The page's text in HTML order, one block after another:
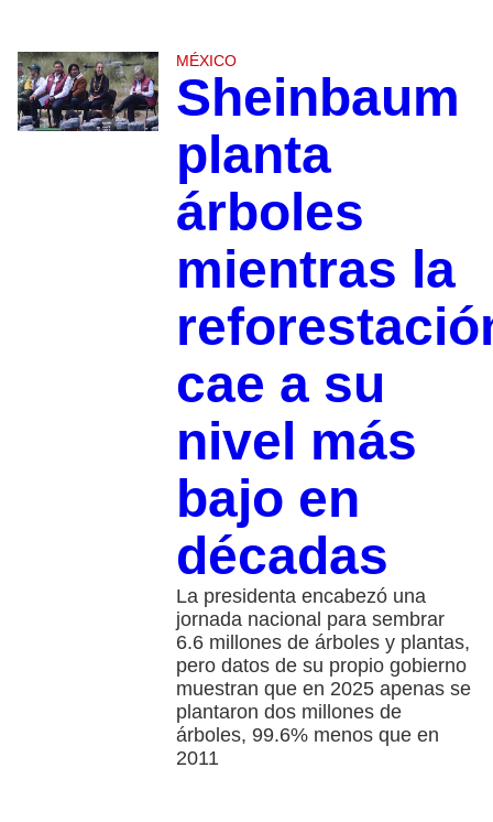
MÉXICO
Sheinbaum
planta
árboles
mientras la
cae a su
nivel más
bajo en
décadas
La presidenta encabezó una
jornada nacional para sembrar
6.6 millones de árboles y plantas,
pero datos de su propio gobierno
muestran que en 2025 apenas se
plantaron dos millones de
árboles, 99.6% menos que en
2011